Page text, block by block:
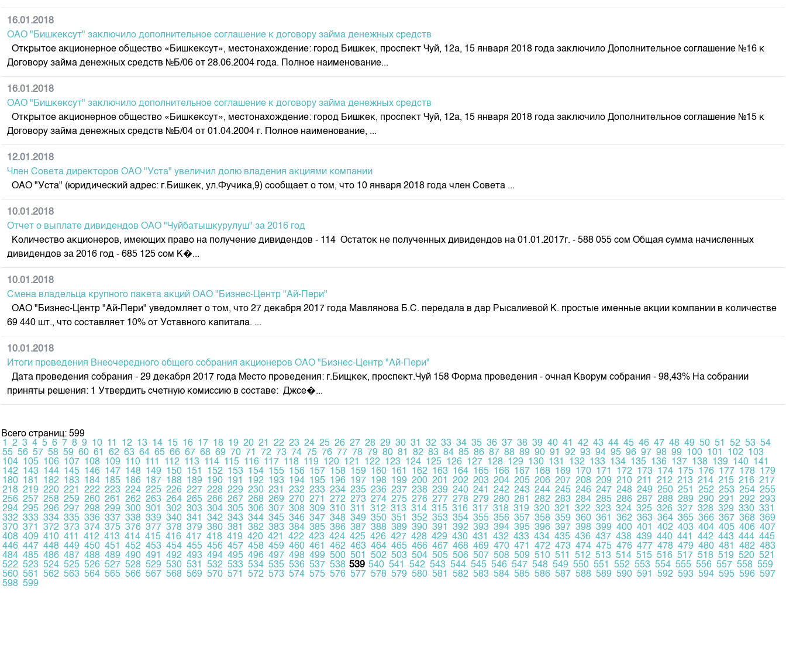
16.01.2018
ОАО "Бишкексут" заключило дополнительное соглашение к договору займа денежных средств
Открытое акционерное общество «Бишкексут», местонахождение: город Бишкек, проспект Чуй, 12а, 15 января 2018 года заключило Дополнительное соглашение №16 к
Договору займа денежных средств №Б/06 от 28.06.2004 года. Полное наименование...
16.01.2018
ОАО "Бишкексут" заключило дополнительное соглашение к договору займа денежных средств
Открытое акционерное общество «Бишкексут», местонахождение: город Бишкек, проспект Чуй, 12а, 15 января 2018 года заключило Дополнительное соглашение №15 к
Договору займа денежных средств №Б/04 от 01.04.2004 г. Полное наименование, ...
12.01.2018
Член Совета директоров ОАО "Уста" увеличил долю владения акциями компании
ОАО "Уста" (юридический адрес: г.Бишкек, ул.Фучика,9) сообщает о том, что 10 января 2018 года член Совета ...
10.01.2018
Отчет о выплате дивидендов ОАО "Чуйбатышкурулуш" за 2016 год
Количество акционеров, имеющих право на получение дивидендов - 114 Остаток не полученных дивидендов на 01.01.2017г. - 588 055 сом Общая сумма начисленных
дивидендов за 2016 год - 685 125 сом К�...
10.01.2018
Смена владельца крупного пакета акций ОАО "Бизнес-Центр "Ай-Пери"
ОАО "Бизнес-Центр "Ай-Пери" уведомляет о том, что 27 декабря 2017 года Мавлянова Б.С. передала в дар Рысалиевой К. простые именные акции компании в количестве
69 440 шт., что составляет 10% от Уставного капитала. ...
10.01.2018
Итоги проведения Внеочередного общего собрания акционеров ОАО "Бизнес-Центр "Ай-Пери"
Дата проведения собрания - 29 декабря 2017 года Место проведения: г.Бищкек, проспект.Чуй 158 Форма проведения - очная Кворум собрания - 98,43% На собрании
приняты решения: 1 Утвердить счетную комиссию в составе: Джсе�...
Всего страниц: 599
1
2 3 4 5 6 7 8 9 10 11 12 13 14 15 16 17 18 19 20 21 22 23 24 25 26 27 28 29 30 31 32 33 34 35 36 37 38 39 40 41 42 43 44 45 46 47 48 49 50 51 52 53 54
55 56 57 58 59 60 61 62 63 64 65 66 67 68 69 70 71 72 73 74 75 76 77 78 79 80 81 82 83 84 85 86 87 88 89 90 91 92 93 94 95 96 97 98 99 100 101 102 103
104 105 106 107 108 109 110 111 112 113 114 115 116 117 118 119 120 121 122 123 124 125 126 127 128 129 130 131 132 133 134 135 136 137 138 139 140 141
142 143 144 145 146 147 148 149 150 151 152 153 154 155 156 157 158 159 160 161 162 163 164 165 166 167 168 169 170 171 172 173 174 175 176 177 178 179
180 181 182 183 184 185 186 187 188 189 190 191 192 193 194 195 196 197 198 199 200 201 202 203 204 205 206 207 208 209 210 211 212 213 214 215 216 217
218 219 220 221 222 223 224 225 226 227 228 229 230 231 232 233 234 235 236 237 238 239 240 241 242 243 244 245 246 247 248 249 250 251 252 253 254 255
256 257 258 259 260 261 262 263 264 265 266 267 268 269 270 271 272 273 274 275 276 277 278 279 280 281 282 283 284 285 286 287 288 289 290 291 292 293
294 295 296 297 298 299 300 301 302 303 304 305 306 307 308 309 310 311 312 313 314 315 316 317 318 319 320 321 322 323 324 325 326 327 328 329 330 331
332 333 334 335 336 337 338 339 340 341 342 343 344 345 346 347 348 349 350 351 352 353 354 355 356 357 358 359 360 361 362 363 364 365 366 367 368 369
370 371 372 373 374 375 376 377 378 379 380 381 382 383 384 385 386 387 388 389 390 391 392 393 394 395 396 397 398 399 400 401 402 403 404 405 406 407
408 409 410 411 412 413 414 415 416 417 418 419 420 421 422 423 424 425 426 427 428 429 430 431 432 433 434 435 436 437 438 439 440 441 442 443 444 445
446 447 448 449 450 451 452 453 454 455 456 457 458 459 460 461 462 463 464 465 466 467 468 469 470 471 472 473 474 475 476 477 478 479 480 481 482 483
484 485 486 487 488 489 490 491 492 493 494 495 496 497 498 499 500 501 502 503 504 505 506 507 508 509 510 511 512 513 514 515 516 517 518 519 520 521
522 523 524 525 526 527 528 529 530 531 532 533 534 535 536 537 538 539 540 541 542 543 544 545 546 547 548 549 550 551 552 553 554 555 556 557 558 559
560 561 562 563 564 565 566 567 568 569 570 571 572 573 574 575 576 577 578 579 580 581 582 583 584 585 586 587 588 589 590 591 592 593 594 595 596 597
598 599